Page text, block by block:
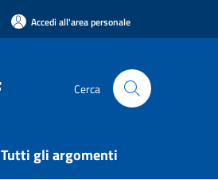
Accedi all'area personale
Cerca
Tutti gli argomenti